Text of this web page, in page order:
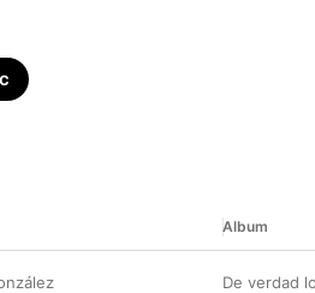
Album